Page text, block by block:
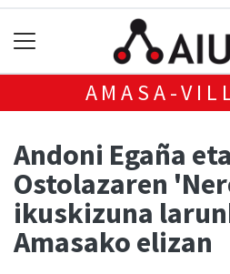
AMASA-
Andoni Egaña
Ostolazaren
ikuskizuna
Amasako elizan